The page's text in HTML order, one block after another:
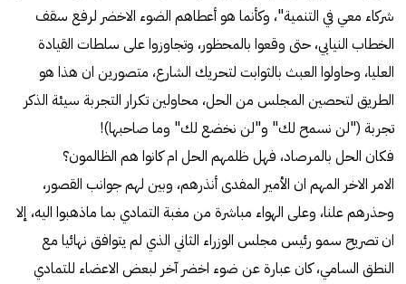
شركاء معي في التنمية"، وكأنما هو أعطاهم الضوء الاخضر لرفع سقف
الخطاب النيابي، حتى وقعوا بالمحظور، وتجاوزوا على سلطات القيادة
العليا، وحاولوا العبث بالثوابت لتحريك الشارع، متصورين ان هذا هو
الطريق لتحصين المجلس من الحل، محاولين تكرار التجربة سيئة الذكر
تجربة ("لن نسمح لك" و"لن نخضع لك" وما صاحبها)!
فكان الحل بالمرصاد، فهل ظلمهم الحل ام كانوا هم الظالمون؟
الامر الاخر المهم ان الأمير المفدى أنذرهم، وبين لهم جوانب القصور،
وحذرهم علنا، وعلى الهواء مباشرة من مغبة التمادي بما ماذهبوا اليه، إلا
ان تصريح سمو رئيس مجلس الوزراء الثاني الذي لم يتوافق نهائيا مع
النطق السامي، كان عبارة عن ضوء اخضر آخر لبعض الاعضاء للتمادي